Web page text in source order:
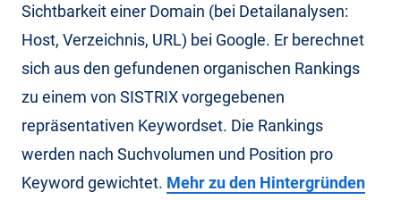
Sichtbarkeit einer Domain (bei Detailanalysen:
Host, Verzeichnis, URL) bei Google. Er berechnet
sich aus den gefundenen organischen Rankings
zu einem von SISTRIX vorgegebenen
repräsentativen Keywordset. Die Rankings
werden nach Suchvolumen und Position pro
Keyword gewichtet. Mehr zu den Hintergründen